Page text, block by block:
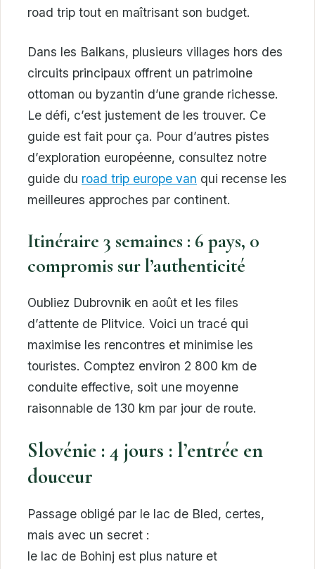
road trip tout en maîtrisant son budget.
Dans les Balkans, plusieurs villages hors des
circuits principaux offrent un patrimoine
ottoman ou byzantin d’une grande richesse.
Le défi, c’est justement de les trouver. Ce
guide est fait pour ça. Pour d’autres pistes
d’exploration européenne, consultez notre
guide du road trip europe van qui recense les
meilleures approches par continent.
Itinéraire 3 semaines : 6 pays, 0
compromis sur l’authenticité
Oubliez Dubrovnik en août et les files
d’attente de Plitvice. Voici un tracé qui
maximise les rencontres et minimise les
touristes. Comptez environ 2 800 km de
conduite effective, soit une moyenne
raisonnable de 130 km par jour de route.
Slovénie : 4 jours : l’entrée en
douceur
Passage obligé par le lac de Bled, certes,
mais avec un secret :
le lac de Bohinj est plus nature et